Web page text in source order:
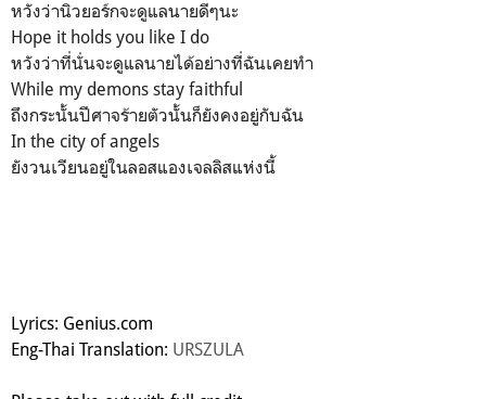
หวังว่านิวยอร์กจะดูแลนายดีๆนะ
Hope it holds you like I do
หวังว่าที่นั่นจะดูแลนายได้อย่างที่ฉันเคยทำ
While my demons stay faithful
ถึงกระนั้นปีศาจร้ายตัวนั้นก็ยังคงอยู่กับฉัน
In the city of angels
ยังวนเวียนอยู่ในลอสแองเจลลิสแห่งนี้
Lyrics: Genius.com
Eng-Thai Translation: URSZULA